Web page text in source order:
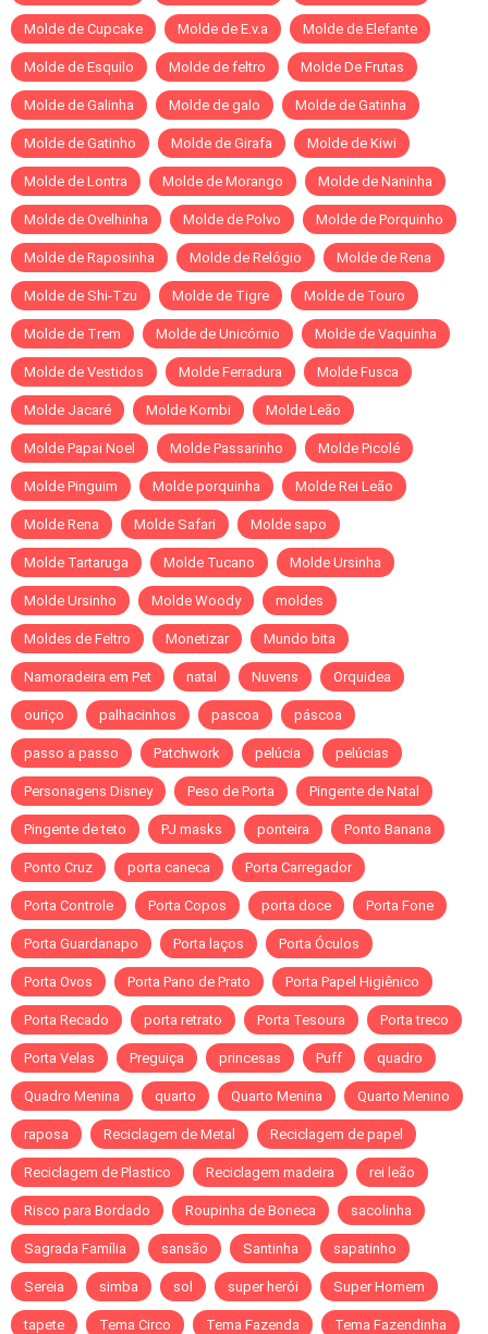
Molde de Cupcake Molde de E.v.a Molde de Elefante
Molde de Esquilo Molde de feltro Molde De Frutas
Molde de Galinha Molde de galo Molde de Gatinha
Molde de Gatinho Molde de Girafa Molde de Kiwi
Molde de Lontra Molde de Morango Molde de Naninha
Molde de Ovelhinha Molde de Polvo Molde de Porquinho
Molde de Raposinha Molde de Relógio Molde de Rena
Molde de Shi-Tzu Molde de Tigre Molde de Touro
Molde de Trem Molde de Unicórnio Molde de Vaquinha
Molde de Vestidos Molde Ferradura Molde Fusca
Molde Jacaré Molde Kombi Molde Leão
Molde Papai Noel Molde Passarinho Molde Picolé
Molde Pinguim Molde porquinha Molde Rei Leão
Molde Rena Molde Safari Molde sapo
Molde Tartaruga Molde Tucano Molde Ursinha
Molde Ursinho Molde Woody moldes
Moldes de Feltro Monetizar Mundo bita
Namoradeira em Pet natal Nuvens Orquidea
ouriço palhacinhos pascoa páscoa
passo a passo Patchwork pelúcia pelúcias
Personagens Disney Peso de Porta Pingente de Natal
Pingente de teto PJ masks ponteira Ponto Banana
Ponto Cruz porta caneca Porta Carregador
Porta Controle Porta Copos porta doce Porta Fone
Porta Guardanapo Porta laços Porta Óculos
Porta Ovos Porta Pano de Prato Porta Papel Higiênico
Porta Recado porta retrato Porta Tesoura Porta treco
Porta Velas Preguiça princesas Puff quadro
Quadro Menina quarto Quarto Menina Quarto Menino
raposa Reciclagem de Metal Reciclagem de papel
Reciclagem de Plastico Reciclagem madeira rei leão
Risco para Bordado Roupinha de Boneca sacolinha
Sagrada Família sansão Santinha sapatinho
Sereia simba sol super herói Super Homem
tapete Tema Circo Tema Fazenda Tema Fazendinha